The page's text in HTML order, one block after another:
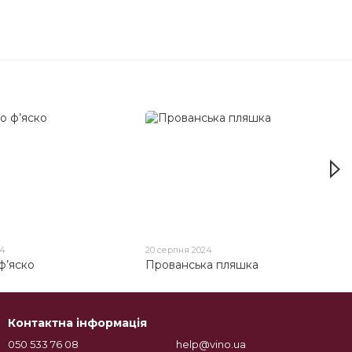
20 серпня 2024
Прованська пляшка
Контактна інформація
050 533 76 08 help@vino.ua